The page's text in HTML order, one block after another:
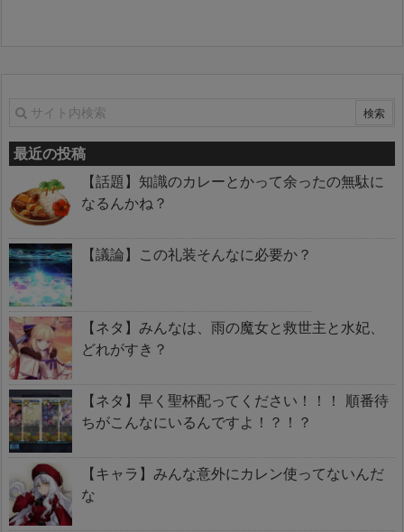
最近の投稿
【話題】知識のカレーとかって余ったの無駄に
なるんかね？
【議論】この礼装そんなに必要か？
【ネタ】みんなは、雨の魔女と救世主と水妃、
どれがすき？
【ネタ】早く聖杯配ってください！！！ 順番待
ちがこんなにいるんですよ！？！？
【キャラ】みんな意外にカレン使ってないんだ
な